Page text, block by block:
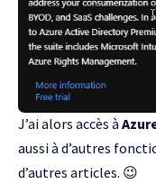
J’ai alors accès à
aussi à d’autres
d’autres articles. 😉